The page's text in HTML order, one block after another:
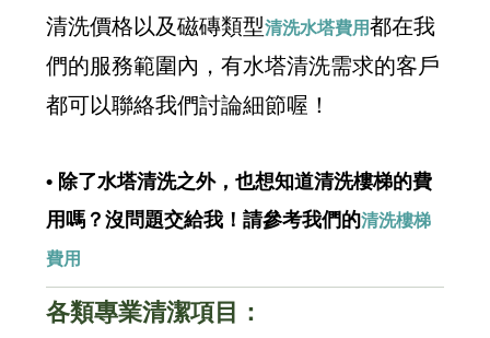
清洗價格以及磁磚類型清洗水塔費用都在我
們的服務範圍內，有水塔清洗需求的客戶
都可以聯絡我們討論細節喔！
• 除了水塔清洗之外，也想知道清洗樓梯的費
用嗎？沒問題交給我！請參考我們的清洗樓梯
費用
各類專業清潔項目：